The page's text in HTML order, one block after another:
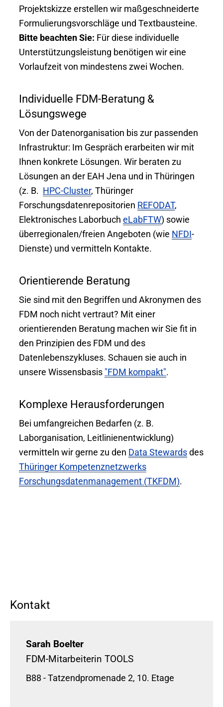
Projektskizze erstellen wir maßgeschneiderte
Formulierungsvorschläge und Textbausteine.
Bitte beachten Sie: Für diese individuelle
Unterstützungsleistung benötigen wir eine
Vorlaufzeit von mindestens zwei Wochen.
Individuelle FDM-Beratung &
Lösungswege
Von der Datenorganisation bis zur passenden
Infrastruktur: Im Gespräch erarbeiten wir mit
Ihnen konkrete Lösungen. Wir beraten zu
Lösungen an der EAH Jena und in Thüringen
(z. B. HPC-Cluster, Thüringer
Forschungsdatenrepositorien REFODAT,
Elektronisches Laborbuch eLabFTW) sowie
überregionalen/freien Angeboten (wie NFDI-
Dienste) und vermitteln Kontakte.
Orientierende Beratung
Sie sind mit den Begriffen und Akronymen des
FDM noch nicht vertraut? Mit einer
orientierenden Beratung machen wir Sie fit in
den Prinzipien des FDM und des
Datenlebenszykluses. Schauen sie auch in
unsere Wissensbasis "FDM kompakt".
Komplexe Herausforderungen
Bei umfangreichen Bedarfen (z. B.
Laborganisation, Leitlinienentwicklung)
vermitteln wir gerne zu den Data Stewardsdes
Thüringer Kompetenznetzwerks
Forschungsdatenmanagement (TKFDM).
Kontakt
Sarah Boelter
FDM-Mitarbeiterin TOOLS
B88 - Tatzendpromenade 2, 10. Etage